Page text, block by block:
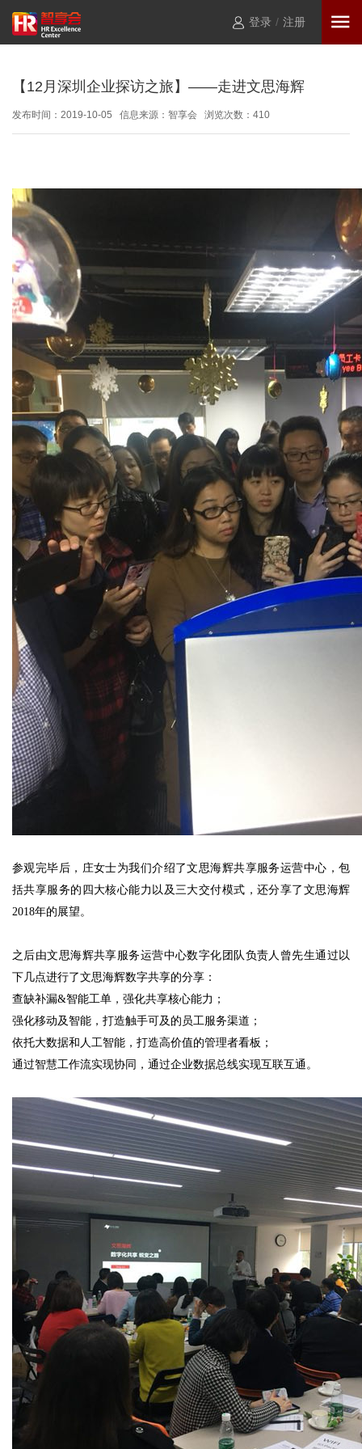
登录 / 注册
【12月深圳企业探访之旅】——走进文思海辉
发布时间：2019-10-05 信息来源：智享会 浏览次数： 410
参观完毕后，庄女士为我们介绍了文思海辉共享服务运营中心，包
括共享服务的四大核心能力以及三大交付模式，还分享了文思海辉
2018年的展望。
之后由文思海辉共享服务运营中心数字化团队负责人曾先生通过以
下几点进行了文思海辉数字共享的分享：
查缺补漏&智能工单，强化共享核心能力；
强化移动及智能，打造触手可及的员工服务渠道；
依托大数据和人工智能，打造高价值的管理者看板；
通过智慧工作流实现协同，通过企业数据总线实现互联互通。